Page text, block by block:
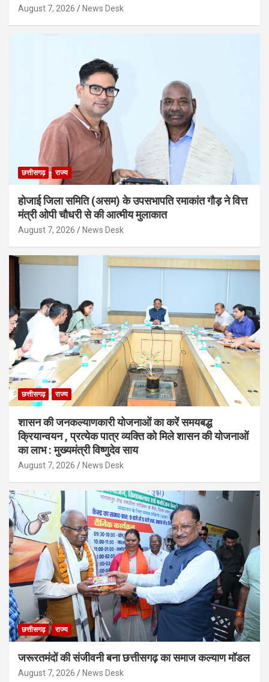
August 7, 2026 News Desk
छत्तीसगढ़ राज्य
होजाई जिला समिति (असम) के उपसभापति रमाकांत गौड़ ने वित्त
मंत्री ओपी चौधरी से की आत्मीय मुलाकात
August 7, 2026 News Desk
छत्तीसगढ़ राज्य
शासन की जनकल्याणकारी योजनाओं का करें समयबद्ध
क्रियान्वयन , प्रत्येक पात्र व्यक्ति को मिले शासन की योजनाओं
का लाभ : मुख्यमंत्री विष्णुदेव साय
August 7, 2026 News Desk
छत्तीसगढ़ राज्य
जरूरतमंदों की संजीवनी बना छत्तीसगढ़ का समाज कल्याण मॉडल
August 7, 2026 News Desk